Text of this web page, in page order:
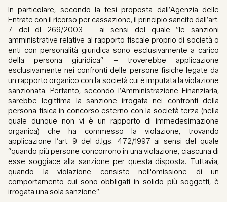
In particolare, secondo la tesi proposta dall’Agenzia delle
Entrate con il ricorso per cassazione, il principio sancito dall’art.
7 del dl 269/2003 – ai sensi del quale “le sanzioni
amministrative relative al rapporto fiscale proprio di società o
enti con personalità giuridica sono esclusivamente a carico
della persona giuridica” – troverebbe applicazione
esclusivamente nei confronti delle persone fisiche legate da
un rapporto organico con la società cui è imputata la violazione
sanzionata. Pertanto, secondo l’Amministrazione Finanziaria,
sarebbe legittima la sanzione irrogata nei confronti della
persona fisica in concorso esterno con la società terza (nella
quale dunque non vi è un rapporto di immedesimazione
organica) che ha commesso la violazione, trovando
applicazione l’art. 9 del d.lgs. 472/1997 ai sensi del quale
“quando più persone concorrono in una violazione, ciascuna di
esse soggiace alla sanzione per questa disposta. Tuttavia,
quando la violazione consiste nell'omissione di un
comportamento cui sono obbligati in solido più soggetti, è
irrogata una sola sanzione”.